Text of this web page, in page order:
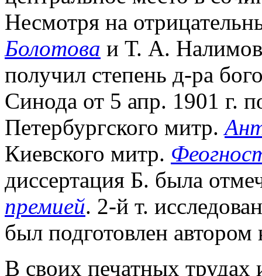
Несмотря на
Болотова и Т. А.
получил степень д-ра
Синода от 5 апр. 1901 г.
Петербургского митр.
Киевского митр.
диссертация Б. была
премией. 2-й т.
был подготовлен автором
В своих печатных трудах